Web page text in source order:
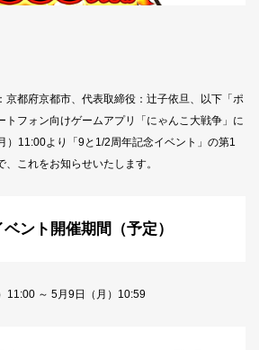
京都府京都市、代表取締役：辻子依旦、以下「ポ
トフォン向けゲームアプリ「にゃんこ大戦争」に
）11:00より「9と1/2周年記念イベント」の第1
これをお知らせいたします。
ント開催期間（予定）
～ 5月9日（月）10:59